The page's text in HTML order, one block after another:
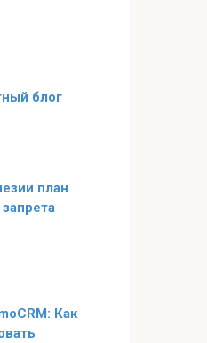
блог
план
Как